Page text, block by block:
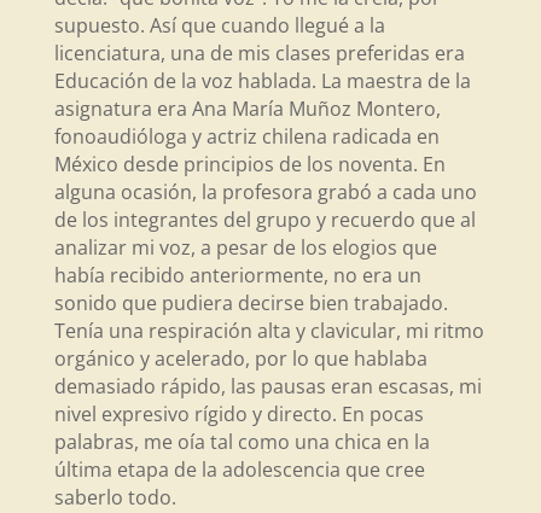
supuesto. Así que cuando llegué a la
licenciatura, una de mis clases preferidas era
Educación de la voz hablada. La maestra de la
asignatura era Ana María Muñoz Montero,
fonoaudióloga y actriz chilena radicada en
México desde principios de los noventa. En
alguna ocasión, la profesora grabó a cada uno
de los integrantes del grupo y recuerdo que al
analizar mi voz, a pesar de los elogios que
había recibido anteriormente, no era un
sonido que pudiera decirse bien trabajado.
Tenía una respiración alta y clavicular, mi ritmo
orgánico y acelerado, por lo que hablaba
demasiado rápido, las pausas eran escasas, mi
nivel expresivo rígido y directo. En pocas
palabras, me oía tal como una chica en la
última etapa de la adolescencia que cree
saberlo todo.